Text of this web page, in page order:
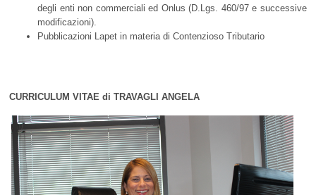
degli enti non commerciali ed Onlus (D.Lgs. 460/97 e successive
modificazioni).
Pubblicazioni Lapet in materia di Contenzioso Tributario
CURRICULUM VITAE diTRAVAGLI ANGELA